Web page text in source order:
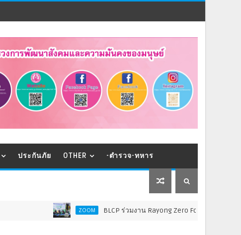
ประกันภัย OTHER -ตำรวจ-ทหาร
BLCP ร่วมงาน Rayong Zero Food Waste 2026 จับมือภาครัฐ-ห